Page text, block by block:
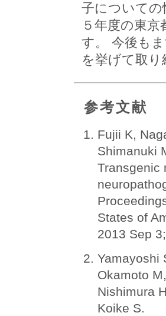
子について
５年度の東
す。 今後も
を挙げて取
参考文献
Fujii K,
Shimanuki
Transgenic
States of
2013 Sep
Yamayoshi
Okamoto M,
Nishimura
Koike S.